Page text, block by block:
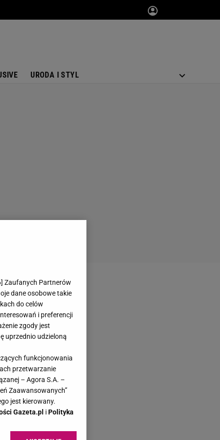
URODA I STYL
] Zaufanych Partnerów
dane osobowe takie
do celów
i preferencji
zgody jest
uprzednio udzieloną
funkcjonowania
przetwarzanie
– Agora S.A. –
Zaawansowanych”
jest kierowany.
Gazeta.pl iPolityka